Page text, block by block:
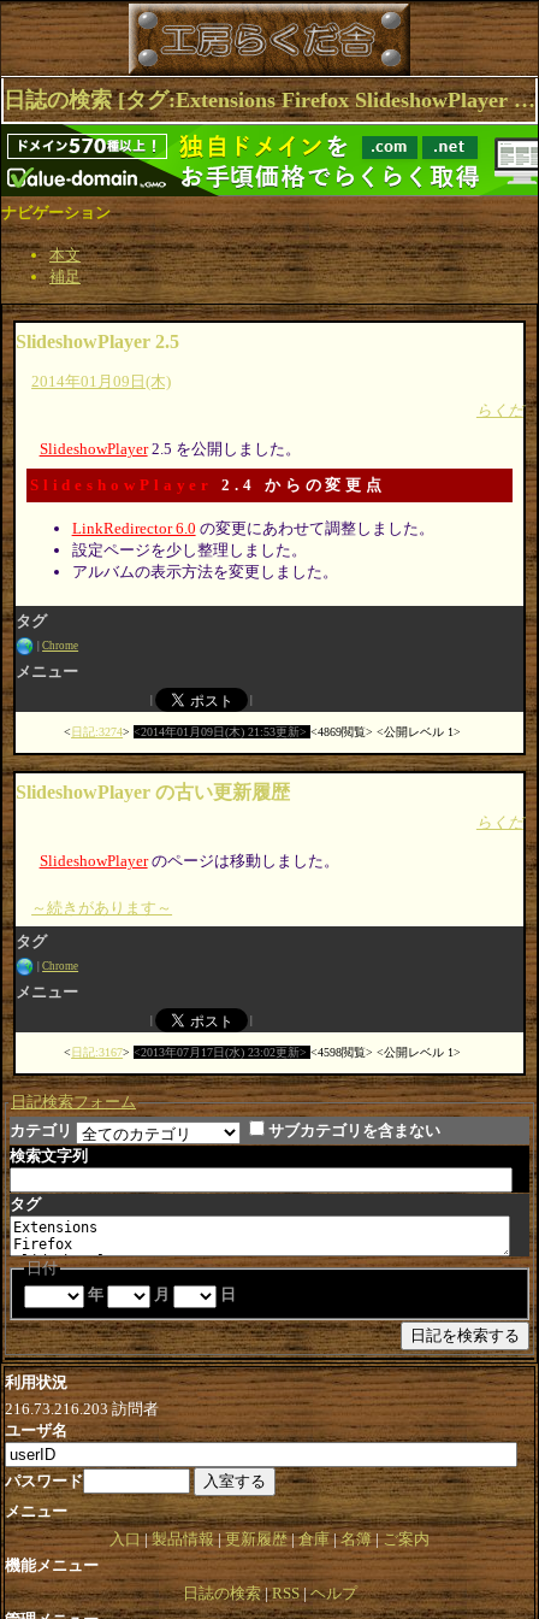
日誌の検索 [タグ:Extensions Firefox SlideshowPlayer Browser Opera] 1～2(2件中)
ナビゲーション
本文
補足
SlideshowPlayer 2.5
2014年01月09日(木)
らくだ
SlideshowPlayer2.5 を公開しました。
SlideshowPlayer 2.4 からの変更点
LinkRedirector 6.0 の変更にあわせて調整しました。
設定ページを少し整理しました。
アルバムの表示方法を変更しました。
タグ
Chrome
メニュー
日記:3274 2014年01月09日(木) 21:53更新 4869閲覧 公開レベル 1
SlideshowPlayer の古い更新履歴
らくだ
SlideshowPlayerのページは移動しました。
～続きがあります～
タグ
Chrome
メニュー
日記:3167 2013年07月17日(水) 23:02更新 4598閲覧 公開レベル 1
日記検索フォーム
カテゴリ
サブカテゴリを含まない
検索文字列
タグ
日付
年
月 日
利用状況
216.73.216.203訪問者
ユーザ名
パスワード
メニュー
入口 製品情報 更新履歴 倉庫 名簿 ご案内
機能メニュー
日誌の検索 RSS ヘルプ